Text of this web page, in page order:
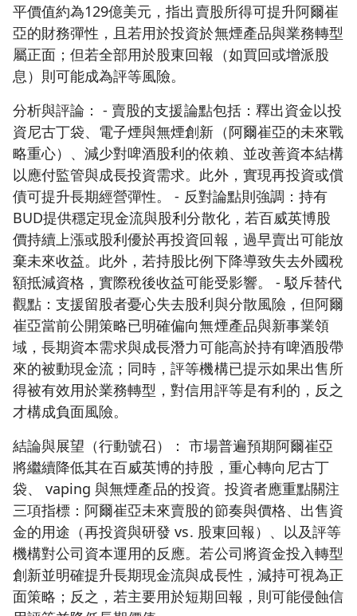
平價值約為129億美元，指出賣股所得可提升阿爾崔
亞的財務彈性，且若用於投資於無煙產品與業務轉型
屬正面；但若全部用於股東回報（如買回或增派股
息）則可能成為評等風險。
分析與評論： - 賣股的支援論點包括：釋出資金以投
資尼古丁袋、電子煙與無煙創新（阿爾崔亞的未來戰
略重心）、減少對啤酒股利的依賴、並改善資本結構
以應付監管與成長投資需求。此外，實現再投資或償
債可提升長期經營彈性。 - 反對論點則強調：持有
BUD提供穩定現金流與股利分散化，若百威英博股
價持續上漲或股利優於再投資回報，過早賣出可能放
棄未來收益。此外，若持股比例下降導致失去外國稅
額抵減資格，實際稅後收益可能受影響。 - 駁斥替代
觀點：支援留股者憂心失去股利與分散風險，但阿爾
崔亞當前公開策略已明確偏向無煙產品與新事業領
域，長期資本需求與成長潛力可能高於持有啤酒股帶
來的被動現金流；同時，評等機構已提示如果出售所
得被有效用於業務轉型，對信用評等是有利的，反之
才構成負面風險。
結論與展望（行動號召）： 市場普遍預期阿爾崔亞
將繼續降低其在百威英博的持股，重心轉向尼古丁
袋、 vaping 與無煙產品的投資。投資者應重點關注
三項指標：阿爾崔亞未來賣股的節奏與價格、出售資
金的用途（再投資與研發 vs. 股東回報）、以及評等
機構對公司資本運用的反應。若公司將資金投入轉型
創新並明確提升長期現金流與成長性，減持可視為正
面策略；反之，若主要用於短期回報，則可能侵蝕信